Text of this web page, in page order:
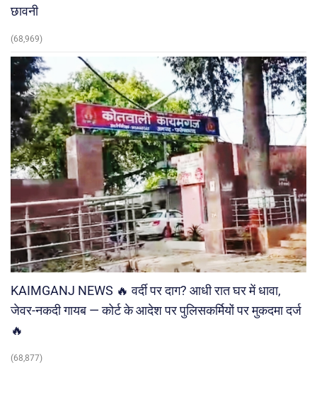
छावनी
(68,969)
KAIMGANJ NEWS 🔥 वर्दी पर दाग? आधी रात घर में धावा,
जेवर-नकदी गायब — कोर्ट के आदेश पर पुलिसकर्मियों पर मुकदमा दर्ज
🔥
(68,877)